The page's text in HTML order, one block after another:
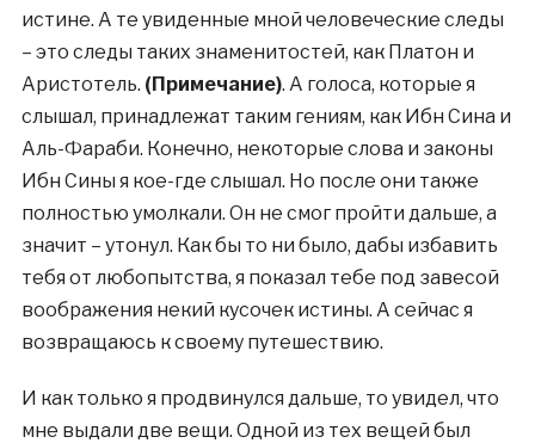
истине. А те увиденные мной человеческие следы
– это следы таких знаменитостей, как Платон и
Аристотель. (Примечание). А голоса, которые я
слышал, принадлежат таким гениям, как Ибн Сина и
Аль-Фараби. Конечно, некоторые слова и законы
Ибн Сины я кое-где слышал. Но после они также
полностью умолкали. Он не смог пройти дальше, а
значит – утонул. Как бы то ни было, дабы избавить
тебя от любопытства, я показал тебе под завесой
воображения некий кусочек истины. А сейчас я
возвращаюсь к своему путешествию.
И как только я продвинулся дальше, то увидел, что
мне выдали две вещи. Одной из тех вещей был